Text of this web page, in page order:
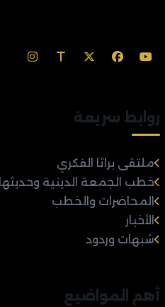
روابط سريعة
ملتقى براثا الفكري
خطب الجمعة الدينية وحديثها
المحاضرات والخطب
الأخبار
شبهات وردود
أهم المواضيع